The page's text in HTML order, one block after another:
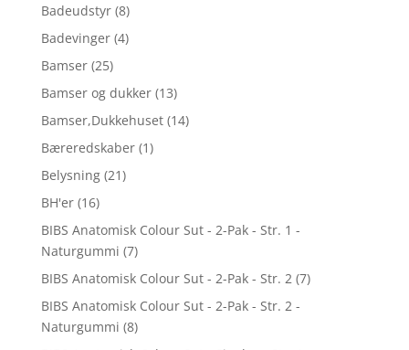
Badeudstyr (8)
Badevinger (4)
Bamser (25)
Bamser og dukker (13)
Bamser,Dukkehuset (14)
Bæreredskaber (1)
Belysning (21)
BH'er (16)
BIBS Anatomisk Colour Sut - 2-Pak - Str. 1 -
Naturgummi (7)
BIBS Anatomisk Colour Sut - 2-Pak - Str. 2 (7)
BIBS Anatomisk Colour Sut - 2-Pak - Str. 2 -
Naturgummi (8)